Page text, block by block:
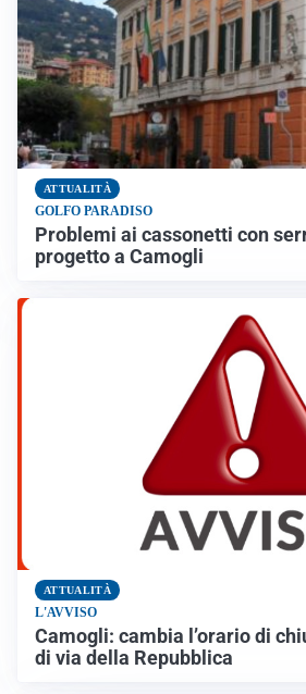
ATTUALITÀ
GOLFO PARADISO
Problemi ai cassonetti con
progetto a Camogli
ATTUALITÀ
L'AVVISO
Camogli: cambia l’orario di
di via della Repubblica